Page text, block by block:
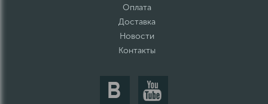
Оплата
Доставка
Новости
Контакты